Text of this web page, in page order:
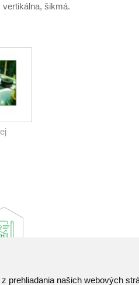
našich webových
vertikálna, šikmá.